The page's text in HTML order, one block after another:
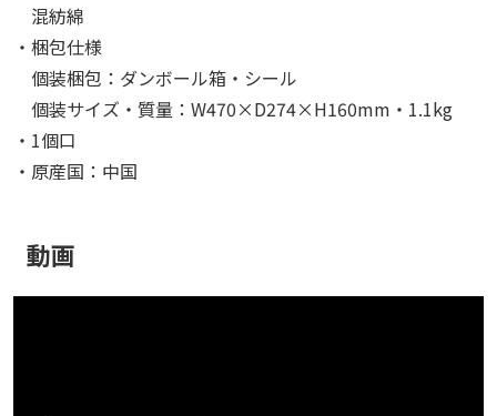
混紡綿
・梱包仕様
個装梱包：ダンボール箱・シール
個装サイズ・質量：W470×D274×H160mm・1.1kg
・1個口
・原産国：中国
動画